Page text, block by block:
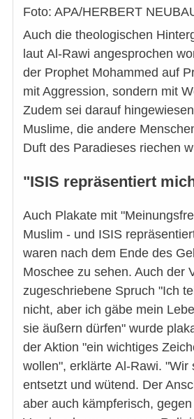
Foto: APA/HERBERT
Auch die theologischen
laut Al-Rawi angesprochen
der Prophet Mohammed auf
mit Aggression, sondern mit
Zudem sei darauf
Muslime, die andere
Duft des Paradieses riechen
"ISIS repräsentiert
Auch Plakate mit
Muslim - und ISIS
waren nach dem Ende des
Moschee zu sehen. Auch der
zugeschriebene Spruch "Ich
nicht, aber ich gäbe mein
sie äußern dürfen" wurde
der Aktion "ein wichtiges
wollen", erklärte Al-Rawi. "Wir
entsetzt und wütend. Der
aber auch kämpferisch,